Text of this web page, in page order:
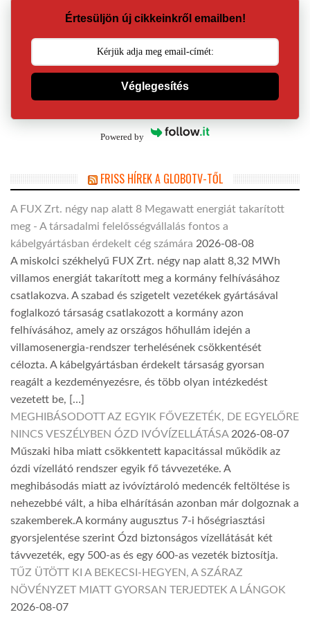
Értesüljön új cikkeinkről emailben!
Véglegesítés
Powered by
FRISS HÍREK A GLOBOTV-TŐL
A FUX Zrt. négy nap alatt 8 Megawatt energiát takarított
meg - A társadalmi felelősségvállalás fontos a
kábelgyártásban érdekelt cég számára 2026-08-08
A miskolci székhelyű FUX Zrt. négy nap alatt 8,32 MWh
villamos energiát takarított meg a kormány felhívásához
csatlakozva. A szabad és szigetelt vezetékek gyártásával
foglalkozó társaság csatlakozott a kormány azon
felhívásához, amely az országos hőhullám idején a
villamosenergia-rendszer terhelésének csökkentését
célozta. A kábelgyártásban érdekelt társaság gyorsan
reagált a kezdeményezésre, és több olyan intézkedést
vezetett be, […]
MEGHIBÁSODOTT AZ EGYIK FŐVEZETÉK, DE EGYELŐRE
NINCS VESZÉLYBEN ÓZD IVÓVÍZELLÁTÁSA 2026-08-07
Műszaki hiba miatt csökkentett kapacitással működik az
ózdi vízellátó rendszer egyik fő távvezetéke. A
meghibásodás miatt az ivóvíztároló medencék feltöltése is
nehezebbé vált, a hiba elhárításán azonban már dolgoznak a
szakemberek.A kormány augusztus 7-i hőségriasztási
gyorsjelentése szerint Ózd biztonságos vízellátását két
távvezeték, egy 500-as és egy 600-as vezeték biztosítja.
TŰZ ÜTÖTT KI A BEKECSI-HEGYEN, A SZÁRAZ
NÖVÉNYZET MIATT GYORSAN TERJEDTEK A LÁNGOK
2026-08-07